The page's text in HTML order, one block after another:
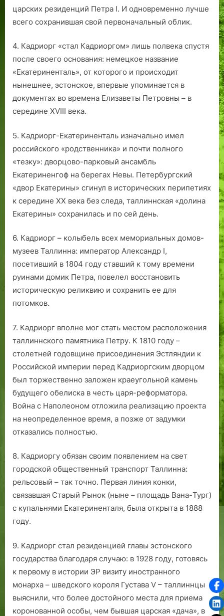
царских резиденций Петра I. И одновременно лучше
всего сохранившая свой первоначальный облик.
4. Кадриорг «стал Кадриоргом» лишь полвека спустя
после своего основания: немецкое название
«Екатериненталь», от которого и происходит
нынешнее, эстонское, впервые упоминается в
документах во времена Елизаветы Петровны – в
середине XVIII века.
5. Кадриорг-Екатериненталь изначально имел
российского «родственника» и почти полного
«тезку»: дворцово-парковый ансамбль
Екатериненгоф на берегах Невы. Петербургский
«двор Екатерины» сгинул в исторических перипетиях
к середине ХХ века без следа, таллиннская «долина
Екатерины» сохранилась и по сей день.
6. Кадриорг – колыбель всех мемориальных домов-
музеев Таллинна: император Александр I,
посетивший в 1804 году ставший к тому времени
руинами домик Петра, повелел восстановить
историческую реликвию и сохранить ее для
потомков.
7. Кадриорг вполне мог стать местом расположения
таллиннского памятника Петру. К 1810 году –
столетней годовщине присоединения Эстляндии к
Российской империи перед Кадриоргским дворцом
был торжественно заложен краеугольной камень
будущего обелиска в честь царя-реформатора.
Война с Наполеоном отложила реализацию проекта
на неопределенное время, а позже от задумки
отказались полностью.
8. Кадриоргу обязан своим появлением на свет
городской общественный транспорт Таллинна:
рельсовый – так точно. Первая линия конки,
связавшая Старый Рынок (ныне – площадь Вана-Тург)
с купальнями Екатериненталя, была открыта в 1888
году.
9. Кадриорг стал резиденцией главы эстонского
государства благодаря случаю: в 1928 году, готовясь
к первому в истории ЭР визиту иностранного
монарха – шведского короля Густава V – таллиннцы
выяснили, что более достойного места для приема
коронованной особы, чем бывшая царская «дача», в